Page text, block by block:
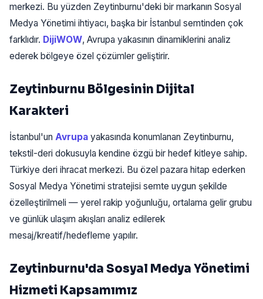
merkezi. Bu yüzden Zeytinburnu'deki bir markanın Sosyal
Medya Yönetimi ihtiyacı, başka bir İstanbul semtinden çok
farklıdır. DijiWOW, Avrupa yakasının dinamiklerini analiz
ederek bölgeye özel çözümler geliştirir.
Zeytinburnu Bölgesinin Dijital
Karakteri
İstanbul'un Avrupa yakasında konumlanan Zeytinburnu,
tekstil-deri dokusuyla kendine özgü bir hedef kitleye sahip.
Türkiye deri ihracat merkezi. Bu özel pazara hitap ederken
Sosyal Medya Yönetimi stratejisi semte uygun şekilde
özelleştirilmeli — yerel rakip yoğunluğu, ortalama gelir grubu
ve günlük ulaşım akışları analiz edilerek
mesaj/kreatif/hedefleme yapılır.
Zeytinburnu'da Sosyal Medya Yönetimi
Hizmeti Kapsamımız